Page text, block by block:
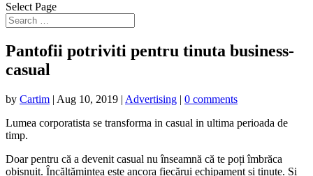
Select Page
Pantofii potriviti pentru tinuta business-
casual
by Cartim | Aug 10, 2019 | Advertising | 0 comments
Lumea corporatista se transforma in casual in ultima perioada de
timp.
Doar pentru că a devenit casual nu înseamnă că te poți îmbrăca
obișnuit. Încălțămintea este ancora fiecărui echipament si tinute. Și